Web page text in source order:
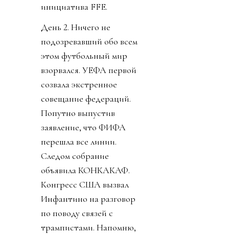
инициатива FFE.
День 2. Ничего не
подозревавший обо всем
этом футбольный мир
взорвался. УЕФА первой
созвала экстренное
совещание федераций.
Попутно выпустив
заявление, что ФИФА
перешла все линии.
Следом собрание
объявила КОНКАКАФ.
Конгресс США вызвал
Инфантино на разговор
по поводу связей с
трампистами. Напомню,